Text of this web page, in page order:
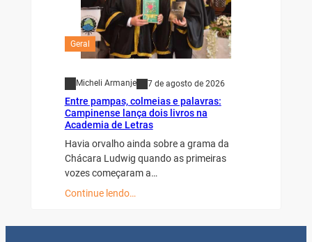
Geral
Micheli Armanje 7 de agosto de 2026
Entre pampas, colmeias e palavras:
Campinense lança dois livros na
Academia de Letras
Havia orvalho ainda sobre a grama da
Chácara Ludwig quando as primeiras
vozes começaram a…
Continue lendo…